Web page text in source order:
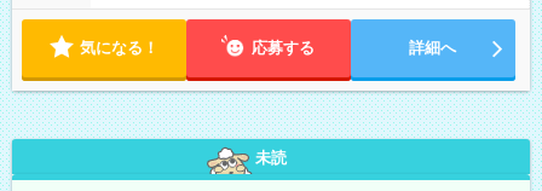
気になる！ 応募する 詳細へ
未読